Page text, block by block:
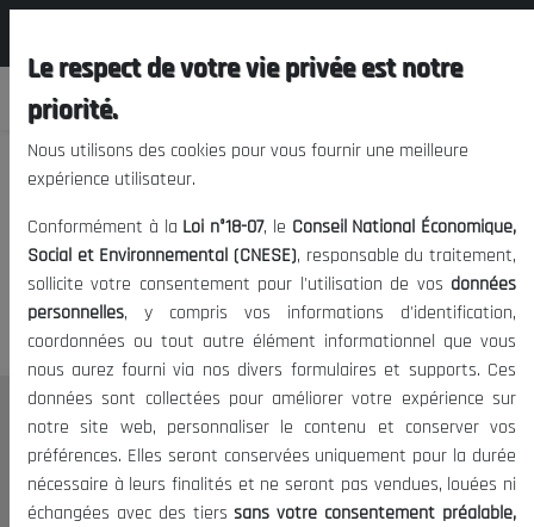
Nous vous prions de nous
excuser, mais l'accès à ce
contenu est restreint.
Le CNESE
A Propos
Le président
Le respect de votre vie privée est notre
priorité.
Nous utilisons des cookies pour vous fournir une meilleure
expérience utilisateur.
Conformément à la Loi n°18-07, le Conseil National Économique,
Social et Environnemental (CNESE), responsable du traitement,
sollicite votre consentement pour l'utilisation de vos données
personnelles, y compris vos informations d'identification,
coordonnées ou tout autre élément informationnel que vous
nous aurez fourni via nos divers formulaires et supports. Ces
données sont collectées pour améliorer votre expérience sur
notre site web, personnaliser le contenu et conserver vos
préférences. Elles seront conservées uniquement pour la durée
nécessaire à leurs finalités et ne seront pas vendues, louées ni
échangées avec des tierssans votre consentement préalable,